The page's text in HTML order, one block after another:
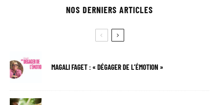
NOS DERNIERS ARTICLES
MAGALI FAGET : « DÉGAGER DE L’ÉMOTION »